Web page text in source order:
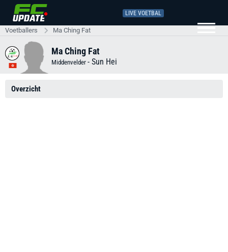
LIVE VOETBAL
Voetballers Ma Ching Fat
Ma Ching Fat
Middenvelder - Sun Hei
Overzicht